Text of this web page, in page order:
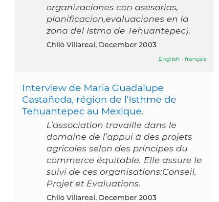
organizaciones con asesorias,
planificacion,evaluaciones en la
zona del Istmo de Tehuantepec).
Chilo Villareal, December 2003
English - français
Interview de Maria Guadalupe
Castañeda, région de l’Isthme de
Tehuantepec au Mexique.
L’association travaille dans le
domaine de l’appui à des projets
agricoles selon des principes du
commerce équitable. Elle assure le
suivi de ces organisations:Conseil,
Projet et Evaluations.
Chilo Villareal, December 2003